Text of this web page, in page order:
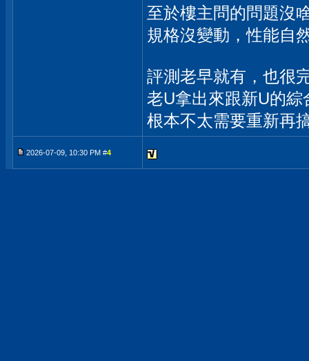
至於樓主問的問題沒
規格沒變動，性能自
評測老早就有，也很
老U拿出來跟新U的綜
根本不太需要重新再
2026-07-09, 10:30 PM #4